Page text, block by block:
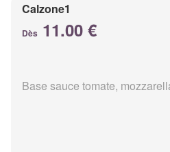
Calzone1
Dès 11.00 €
Base sauce tomate,